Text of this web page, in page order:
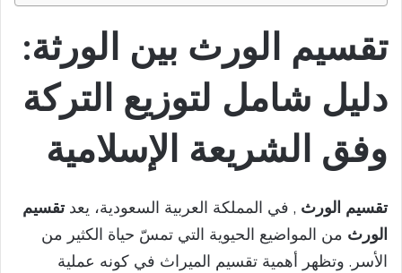
تقسيم الورث بين الورثة:
دليل شامل لتوزيع التركة
وفق الشريعة الإسلامية
تقسيم الورث , في المملكة العربية السعودية، يعدتقسيم
الورث من المواضيع الحيوية التي تمسّ حياة الكثير من
الأسر. وتظهر أهمية تقسيم الميراث في كونه عملية